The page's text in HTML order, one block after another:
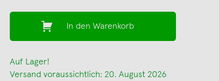
In den Warenkorb
Auf Lager!
Versand voraussichtlich: 20. August 2026